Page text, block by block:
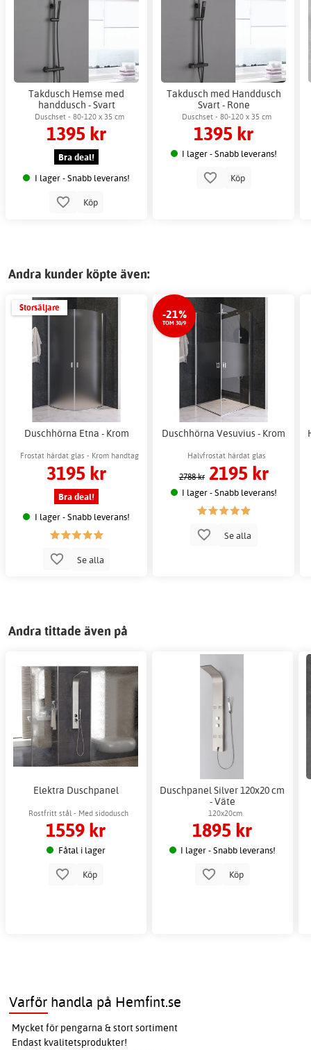
Takdusch Hemse med
handdusch - Svart
Duschset - 80-120 x 35 cm
1395 kr
Bra deal!
I lager - Snabb leverans!
Köp
Takdusch med Handdusch
Svart - Rone
Duschset - 80-120 x 35 cm
1395 kr
I lager - Snabb leverans!
Köp
Andra kunder köpte även:
Storsäljare
Duschhörna Etna - Krom
Frostat härdat glas - Krom handtag
3195 kr
Bra deal!
I lager - Snabb leverans!
Se alla
-21%
TOM 30/9
Duschhörna Vesuvius - Krom
Halvfrostat härdat glas
2788 kr 2195 kr
I lager - Snabb leverans!
Se alla
Andra tittade även på
Elektra Duschpanel
Rostfritt stål - Med sidodusch
1559 kr
Fåtal i lager
Köp
Duschpanel Silver 120x20 cm
- Väte
120x20cm
1895 kr
I lager - Snabb leverans!
Köp
Varför handla på Hemfint.se
Mycket för pengarna & stort sortiment
Endast kvalitetsprodukter!